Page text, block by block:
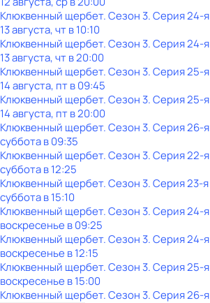
Клюквенный щербет. Сезон 3. Серия 24-я
13 августа, чт в 10:10
Клюквенный щербет. Сезон 3. Серия 24-я
13 августа, чт в 20:00
Клюквенный щербет. Сезон 3. Серия 25-я
14 августа, пт в 09:45
Клюквенный щербет. Сезон 3. Серия 25-я
14 августа, пт в 20:00
Клюквенный щербет. Сезон 3. Серия 26-я
субботав09:35
Клюквенный щербет. Сезон 3. Серия 22-я
субботав12:25
Клюквенный щербет. Сезон 3. Серия 23-я
субботав15:10
Клюквенный щербет. Сезон 3. Серия 24-я
воскресенье в09:25
Клюквенный щербет. Сезон 3. Серия 24-я
воскресенье в12:15
Клюквенный щербет. Сезон 3. Серия 25-я
воскресенье в15:00
Клюквенный щербет. Сезон 3. Серия 26-я